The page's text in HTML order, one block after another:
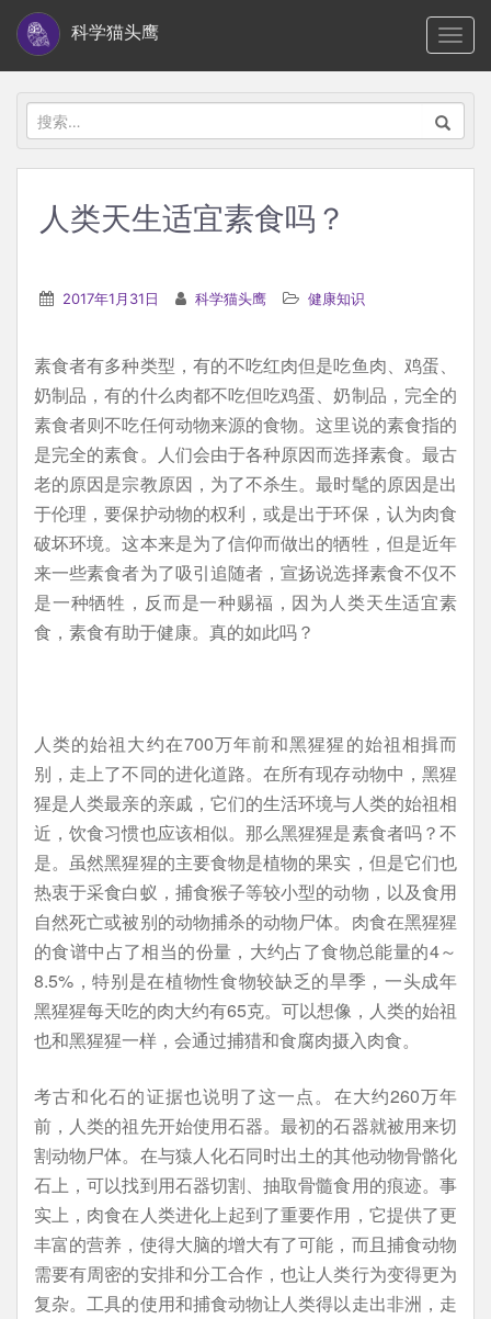
i
科学猫头鹰
搜
索：
人类天生适宜素食吗？
2017年1月31日 科学猫头鹰 健康知识
素食者有多种类型，有的不吃红肉但是吃鱼肉、鸡蛋、
奶制品，有的什么肉都不吃但吃鸡蛋、奶制品，完全的
素食者则不吃任何动物来源的食物。这里说的素食指的
是完全的素食。人们会由于各种原因而选择素食。最古
老的原因是宗教原因，为了不杀生。最时髦的原因是出
于伦理，要保护动物的权利，或是出于环保，认为肉食
破坏环境。这本来是为了信仰而做出的牺牲，但是近年
来一些素食者为了吸引追随者，宣扬说选择素食不仅不
是一种牺牲，反而是一种赐福，因为人类天生适宜素
食，素食有助于健康。真的如此吗？
人类的始祖大约在700万年前和黑猩猩的始祖相揖而
别，走上了不同的进化道路。在所有现存动物中，黑猩
猩是人类最亲的亲戚，它们的生活环境与人类的始祖相
近，饮食习惯也应该相似。那么黑猩猩是素食者吗？不
是。虽然黑猩猩的主要食物是植物的果实，但是它们也
热衷于采食白蚁，捕食猴子等较小型的动物，以及食用
自然死亡或被别的动物捕杀的动物尸体。肉食在黑猩猩
的食谱中占了相当的份量，大约占了食物总能量的4～
8.5%，特别是在植物性食物较缺乏的旱季，一头成年
黑猩猩每天吃的肉大约有65克。可以想像，人类的始祖
也和黑猩猩一样，会通过捕猎和食腐肉摄入肉食。
考古和化石的证据也说明了这一点。在大约260万年
前，人类的祖先开始使用石器。最初的石器就被用来切
割动物尸体。在与猿人化石同时出土的其他动物骨骼化
石上，可以找到用石器切割、抽取骨髓食用的痕迹。事
实上，肉食在人类进化上起到了重要作用，它提供了更
丰富的营养，使得大脑的增大有了可能，而且捕食动物
需要有周密的安排和分工合作，也让人类行为变得更为
复杂。工具的使用和捕食动物让人类得以走出非洲，走